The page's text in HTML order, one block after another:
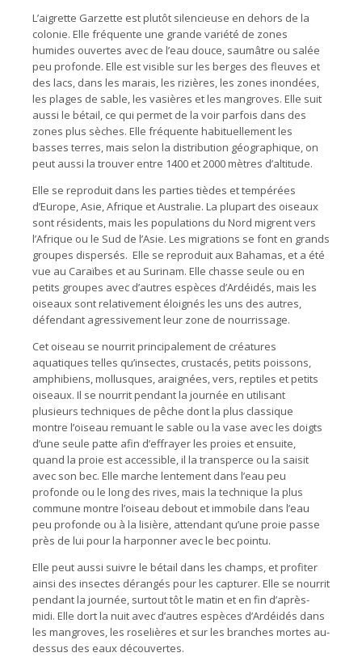
L’aigrette Garzette est plutôt silencieuse en dehors de la
colonie. Elle fréquente une grande variété de zones
humides ouvertes avec de l’eau douce, saumâtre ou salée
peu profonde. Elle est visible sur les berges des fleuves et
des lacs, dans les marais, les rizières, les zones inondées,
les plages de sable, les vasières et les mangroves. Elle suit
aussi le bétail, ce qui permet de la voir parfois dans des
zones plus sèches. Elle fréquente habituellement les
basses terres, mais selon la distribution géographique, on
peut aussi la trouver entre 1400 et 2000 mètres d’altitude.
Elle se reproduit dans les parties tièdes et tempérées
d’Europe, Asie, Afrique et Australie. La plupart des oiseaux
sont résidents, mais les populations du Nord migrent vers
l’Afrique ou le Sud de l’Asie. Les migrations se font en grands
groupes dispersés. Elle se reproduit aux Bahamas, et a été
vue au Caraïbes et au Surinam. Elle chasse seule ou en
petits groupes avec d’autres espèces d’Ardéidés, mais les
oiseaux sont relativement éloignés les uns des autres,
défendant agressivement leur zone de nourrissage.
Cet oiseau se nourrit principalement de créatures
aquatiques telles qu’insectes, crustacés, petits poissons,
amphibiens, mollusques, araignées, vers, reptiles et petits
oiseaux. Il se nourrit pendant la journée en utilisant
plusieurs techniques de pêche dont la plus classique
montre l’oiseau remuant le sable ou la vase avec les doigts
d’une seule patte afin d’effrayer les proies et ensuite,
quand la proie est accessible, il la transperce ou la saisit
avec son bec. Elle marche lentement dans l’eau peu
profonde ou le long des rives, mais la technique la plus
commune montre l’oiseau debout et immobile dans l’eau
peu profonde ou à la lisière, attendant qu’une proie passe
près de lui pour la harponner avec le bec pointu.
Elle peut aussi suivre le bétail dans les champs, et profiter
ainsi des insectes dérangés pour les capturer. Elle se nourrit
pendant la journée, surtout tôt le matin et en fin d’après-
midi. Elle dort la nuit avec d’autres espèces d’Ardéidés dans
les mangroves, les roselières et sur les branches mortes au-
dessus des eaux découvertes.